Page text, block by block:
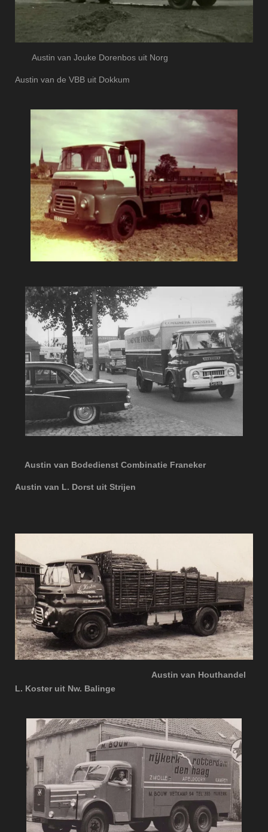
Austin van Jouke Dorenbos uit Norg
Austin van de VBB uit Dokkum
Austin van Bodedienst Combinatie Franeker
Austin van L. Dorst uit Strijen
Austin van Houthandel
L. Koster uit Nw. Balinge